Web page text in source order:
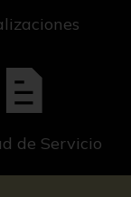
de Servicio